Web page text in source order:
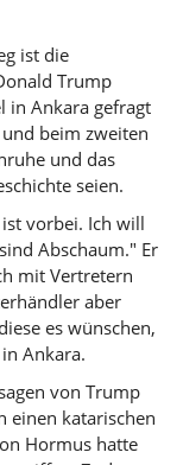
ist die
Trump
in Ankara gefragt
beim zweiten
und das
seien.
vorbei. Ich will
Abschaum." Er
mit Vertretern
aber
es wünschen,
Ankara.
von Trump
einen katarischen
Hormus hatte